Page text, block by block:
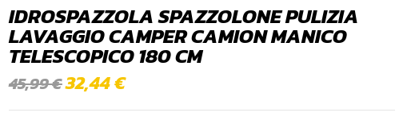
IDROSPAZZOLA SPAZZOLONE PULIZIA
LAVAGGIO CAMPER CAMION MANICO
TELESCOPICO 180 CM
45,99€32,44€